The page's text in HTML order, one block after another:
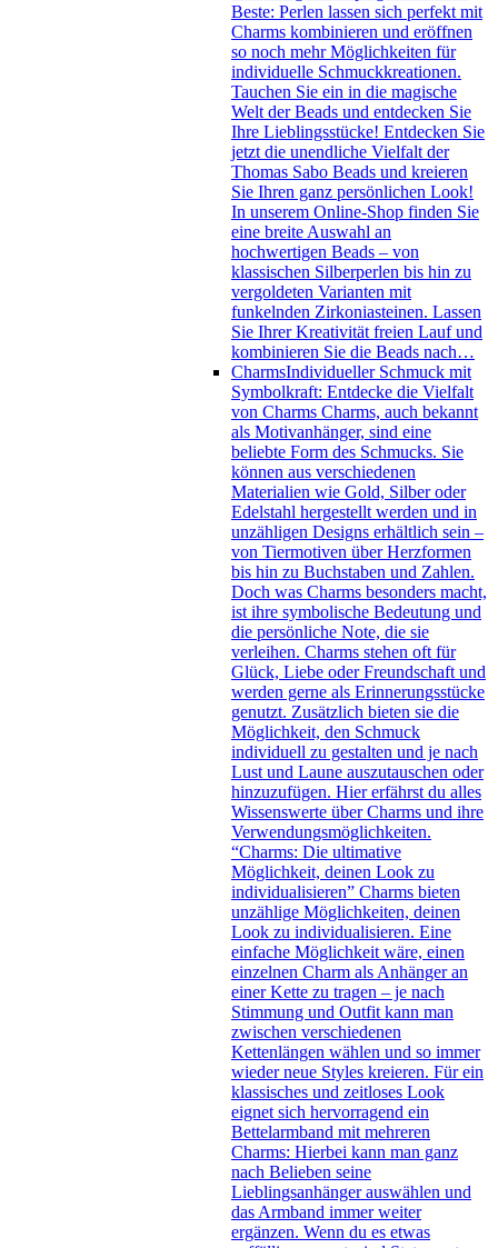
Beste: Perlen lassen sich perfekt mit
Charms kombinieren und eröffnen
so noch mehr Möglichkeiten für
individuelle Schmuckkreationen.
Tauchen Sie ein in die magische
Welt der Beads und entdecken Sie
Ihre Lieblingsstücke! Entdecken Sie
jetzt die unendliche Vielfalt der
Thomas Sabo Beads und kreieren
Sie Ihren ganz persönlichen Look!
In unserem Online-Shop finden Sie
eine breite Auswahl an
hochwertigen Beads – von
klassischen Silberperlen bis hin zu
vergoldeten Varianten mit
funkelnden Zirkoniasteinen. Lassen
Sie Ihrer Kreativität freien Lauf und
kombinieren Sie die Beads nach…
CharmsIndividueller Schmuck mit
Symbolkraft: Entdecke die Vielfalt
von Charms Charms, auch bekannt
als Motivanhänger, sind eine
beliebte Form des Schmucks. Sie
können aus verschiedenen
Materialien wie Gold, Silber oder
Edelstahl hergestellt werden und in
unzähligen Designs erhältlich sein –
von Tiermotiven über Herzformen
bis hin zu Buchstaben und Zahlen.
Doch was Charms besonders macht,
ist ihre symbolische Bedeutung und
die persönliche Note, die sie
verleihen. Charms stehen oft für
Glück, Liebe oder Freundschaft und
werden gerne als Erinnerungsstücke
genutzt. Zusätzlich bieten sie die
Möglichkeit, den Schmuck
individuell zu gestalten und je nach
Lust und Laune auszutauschen oder
hinzuzufügen. Hier erfährst du alles
Wissenswerte über Charms und ihre
Verwendungsmöglichkeiten.
“Charms: Die ultimative
Möglichkeit, deinen Look zu
individualisieren” Charms bieten
unzählige Möglichkeiten, deinen
Look zu individualisieren. Eine
einfache Möglichkeit wäre, einen
einzelnen Charm als Anhänger an
einer Kette zu tragen – je nach
Stimmung und Outfit kann man
zwischen verschiedenen
Kettenlängen wählen und so immer
wieder neue Styles kreieren. Für ein
klassisches und zeitloses Look
eignet sich hervorragend ein
Bettelarmband mit mehreren
Charms: Hierbei kann man ganz
nach Belieben seine
Lieblingsanhänger auswählen und
das Armband immer weiter
ergänzen. Wenn du es etwas